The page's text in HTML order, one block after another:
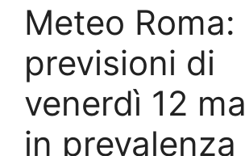
Meteo Roma:
previsioni di
venerdì 12
in prevalenza